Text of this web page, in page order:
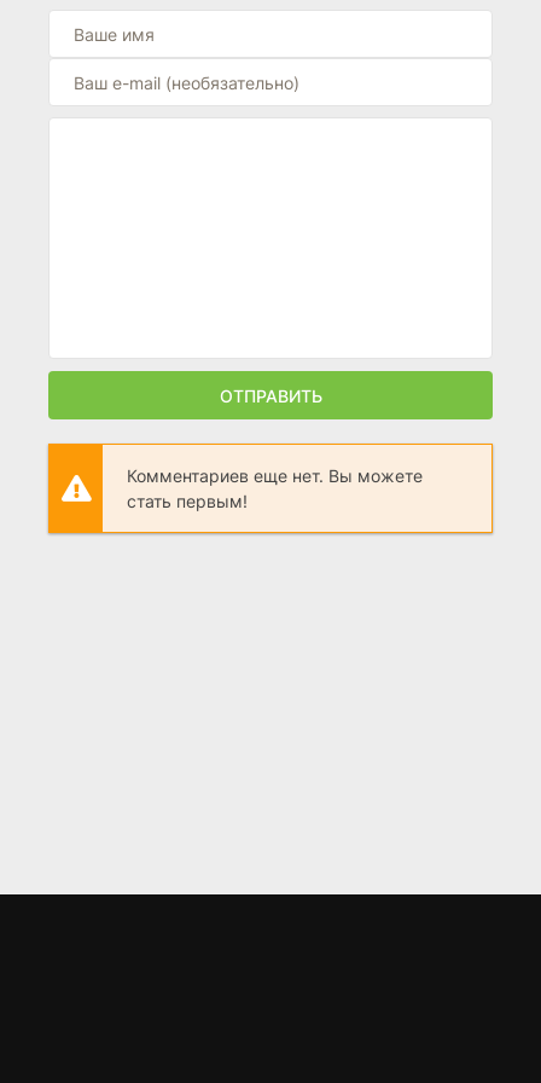
ОТПРАВИТЬ
Комментариев еще нет. Вы можете
стать первым!